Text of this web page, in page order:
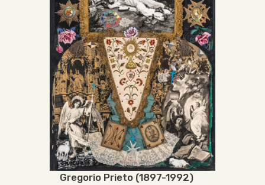
Gregorio Prieto (1897-1992)